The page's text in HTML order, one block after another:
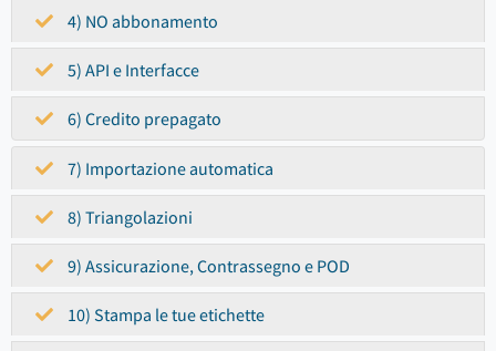
4) NO abbonamento
5) API e Interfacce
6) Credito prepagato
7) Importazione automatica
8) Triangolazioni
9) Assicurazione, Contrassegno e POD
10) Stampa le tue etichette